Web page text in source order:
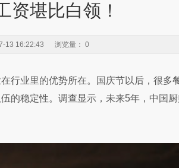
资堪比白领！
13 16:22:43 浏览量： 0
业里的优势所在。国庆节以后，很多
的稳定性。调查显示，未来5年，中国